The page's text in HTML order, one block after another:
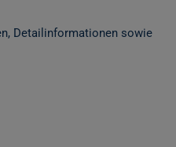
Detailinformationen sowie